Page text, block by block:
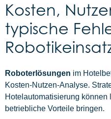
Kosten,
typische
Roboterlösungen im
Kosten-Nutzen-Analyse.
Hotelautomatisierung
betriebliche Vorteile bringen.